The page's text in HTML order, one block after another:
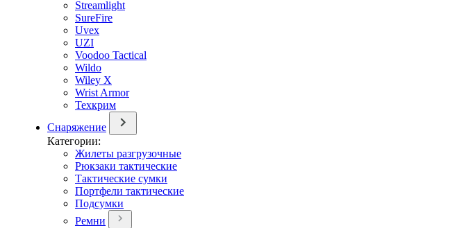
Streamlight
SureFire
Uvex
UZI
Voodoo Tactical
Wildo
Wiley X
Wrist Armor
Техкрим
Снаряжение
Категории:
Жилеты разгрузочные
Рюкзаки тактические
Тактические сумки
Портфели тактические
Подсумки
Ремни